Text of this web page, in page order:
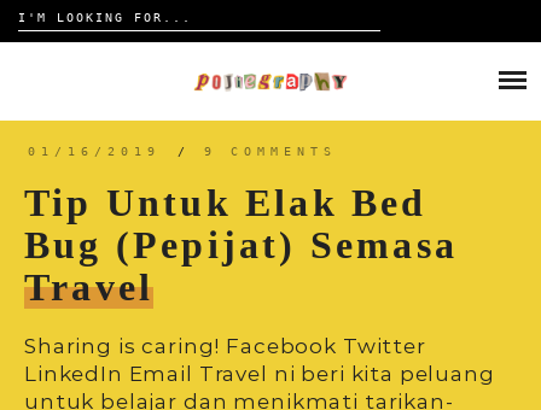
Search
for:
REVIEW
CONTACT
01/16/2019 / 9 COMMENTS
Tip Untuk Elak Bed
Bug (pepijat) Semasa
Travel
Sharing is caring! Facebook Twitter
LinkedIn Email Travel ni beri kita peluang
untuk belajar dan menikmati tarikan-